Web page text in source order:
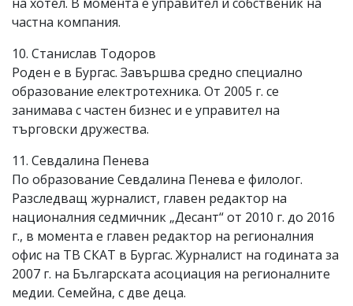
частна компания.
10. Станислав Тодоров
Роден е в Бургас. Завършва средно специално
образование електротехника. От 2005 г. се
занимава с частен бизнес и е управител на
търговски дружества.
11. Севдалина Пенева
По образование Севдалина Пенева е филолог.
Разследващ журналист, главен редактор на
националния седмичник „Десант“ от 2010 г. до 2016
г., в момента е главен редактор на регионалния
офис на ТВ СКАТ в Бургас. Журналист на годината за
2007 г. на Българската асоциация на регионалните
медии. Семейна, с две деца.